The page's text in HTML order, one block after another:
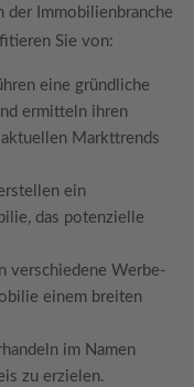
der Immobilienbranche
Sie von:
eine gründliche
ermitteln ihren
Markttrends
ein
das potenzielle
verschiedene Werbe-
einem breiten
im Namen
zu erzielen.